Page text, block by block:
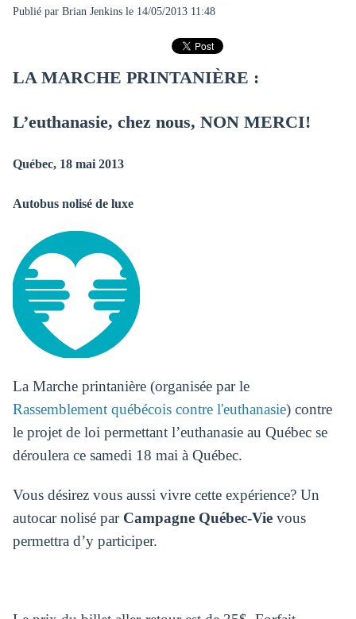
Publié par Brian Jenkinsle 14/05/2013 11:48
LA MARCHE PRINTANIÈRE :
L’euthanasie, chez nous, NON MERCI!
Québec, 18 mai 2013
Autobus nolisé de luxe
La Marche printanière (organisée par le
Rassemblement québécois contre l'euthanasie) contre
le projet de loi permettant l’euthanasie au Québec se
déroulera ce samedi 18 mai à Québec.
Vous désirez vous aussi vivre cette expérience? Un
autocar nolisé par Campagne Québec-Vievous
permettra d’y participer.